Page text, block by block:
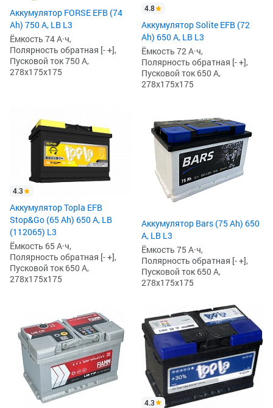
Аккумулятор FORSE EFB (74
Ah) 750 А, LB L3
Ёмкость 74 А·ч,
Полярность обратная [- +],
Пусковой ток 750 А,
278x175x175
4.8
Аккумулятор Solite EFB (72
Ah) 650 А, LB L3
Ёмкость 72 А·ч,
Полярность обратная [- +],
Пусковой ток 650 А,
278x175x175
4.3
Аккумулятор Topla EFB
Stop&Go (65 Ah) 650 А, LB
(112065) L3
Ёмкость 65 А·ч,
Полярность обратная [- +],
Пусковой ток 650 А,
278x175x175
Аккумулятор Bars (75 Ah) 650
А, LB L3
Ёмкость 75 А·ч,
Полярность обратная [- +],
Пусковой ток 650 А,
278x175x175
4.3